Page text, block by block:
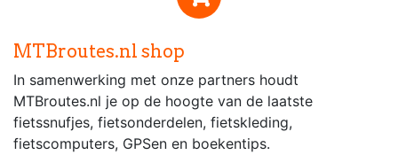
MTBroutes.nl shop
In samenwerking met onze partners houdt
MTBroutes.nl je op de hoogte van de laatste
fietssnufjes, fietsonderdelen, fietskleding,
fietscomputers, GPSen en boekentips.